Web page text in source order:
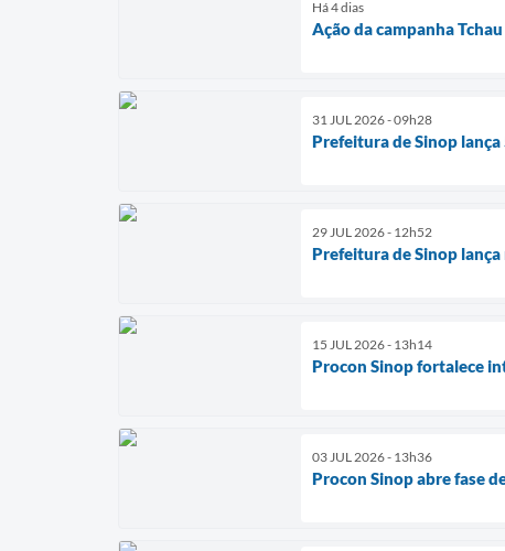
Há 4 dias
Ação da campanha
31 JUL 2026 - 09h28
Prefeitura de Sinop lança
29 JUL 2026 - 12h52
Prefeitura de Sinop lança
15 JUL 2026 - 13h14
Procon Sinop fortalece
03 JUL 2026 - 13h36
Procon Sinop abre fase